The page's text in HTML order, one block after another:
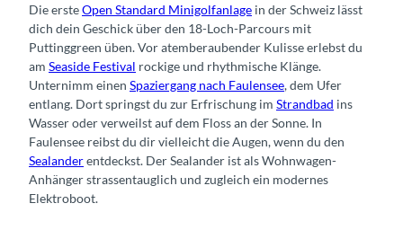
Die ersteOpen Standard Minigolfanlage in der Schweiz lässt
dich dein Geschick über den 18-Loch-Parcours mit
Puttinggreen üben. Vor atemberaubender Kulisse erlebst du
am Seaside Festival rockige und rhythmische Klänge.
Unternimm einen Spaziergang nach Faulensee, dem Ufer
entlang. Dort springst du zur Erfrischung im Strandbad ins
Wasser oder verweilst auf dem Floss an der Sonne. In
Faulensee reibst du dir vielleicht die Augen, wenn du den
Sealanderentdeckst. Der Sealander ist als Wohnwagen-
Anhänger strassentauglich und zugleich ein modernes
Elektroboot.